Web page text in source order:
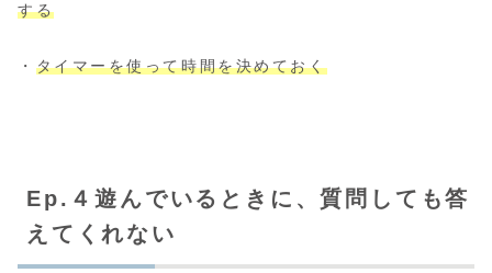
する
・ タイマーを使って時間を決めておく
Ep.４遊んでいるときに、質問しても答
えてくれない